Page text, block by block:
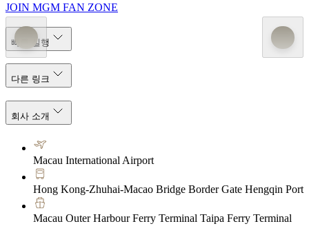
JOIN MGM FAN ZONE
빠른 실행
다른 링크
회사 소개
Macau International Airport
Hong Kong-Zhuhai-Macao Bridge Border Gate Hengqin Port
Macau Outer Harbour Ferry Terminal Taipa Ferry Terminal